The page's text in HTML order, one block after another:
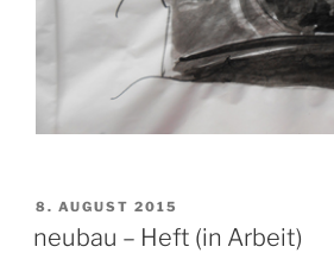
VERÖFFENTLICHT
8. AUGUST 2015
neubau – Heft (in Arbeit)